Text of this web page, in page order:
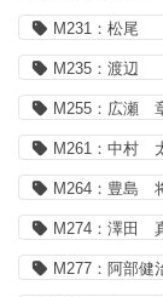
M231：松
M235：渡辺
M255：広瀬
M261：中村
M264：豊島
M274：澤田
M277：阿部健